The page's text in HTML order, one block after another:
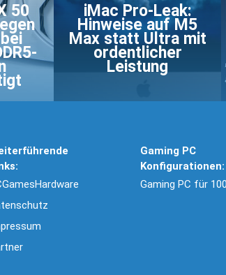
50 iMac Pro-Leak:
Hinweise auf M5
Max statt Ultra mit
ordentlicher
Leistung
Gaming PC
Konfigurationen:
Gaming PC für